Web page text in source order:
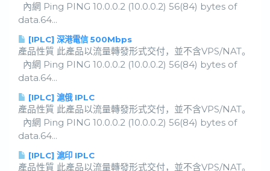
內網 Ping PING 10.0.0.2 (10.0.0.2) 56(84) bytes of
data.64...
[IPLC] 深港電信 500Mbps
產品性質 此產品以流量轉發形式交付，並不含VPS/NAT。
內網 Ping PING 10.0.0.2 (10.0.0.2) 56(84) bytes of
data.64...
[IPLC] 滬俄 IPLC
產品性質 此產品以流量轉發形式交付，並不含VPS/NAT。
內網 Ping PING 10.0.0.2 (10.0.0.2) 56(84) bytes of
data.64...
[IPLC] 滬印 IPLC
產品性質 此產品以流量轉發形式交付，並不含VPS/NAT。